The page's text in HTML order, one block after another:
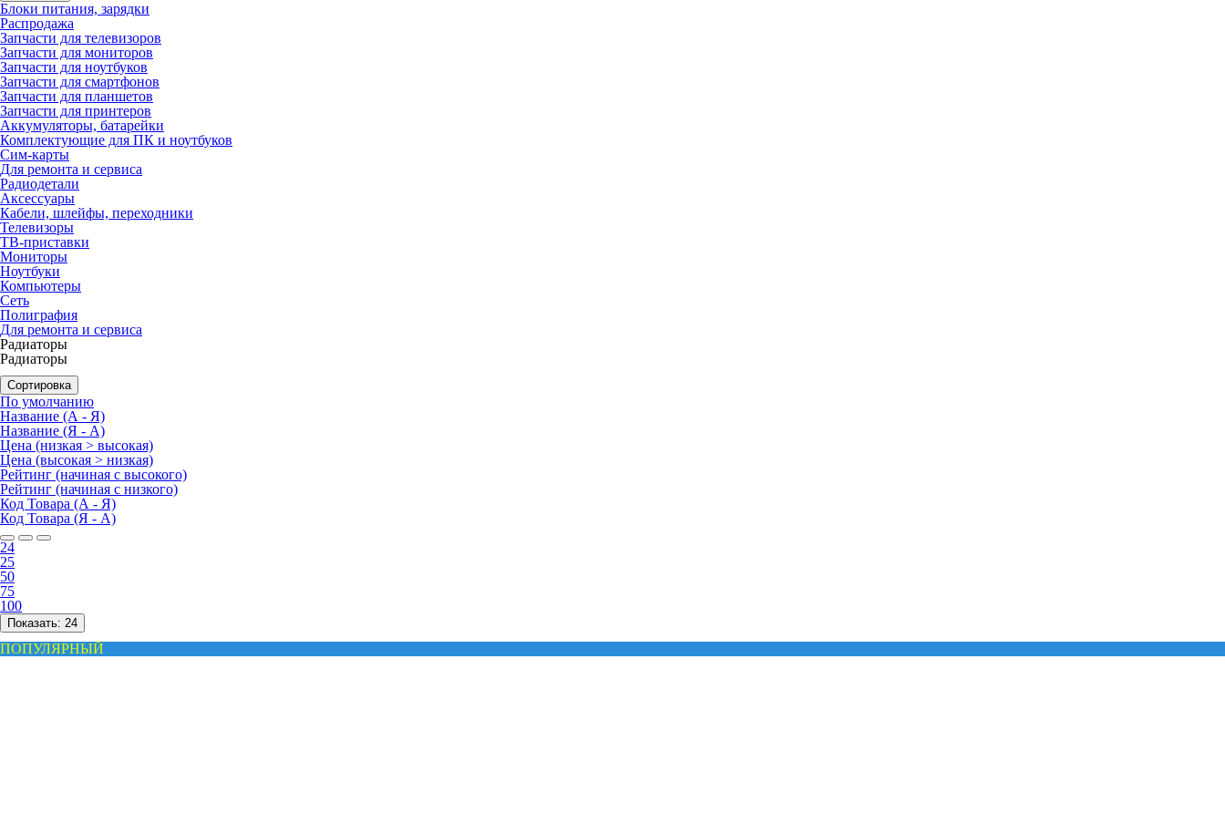
Блоки питания, зарядки
Распродажа
Запчасти для телевизоров
Запчасти для мониторов
Запчасти для ноутбуков
Запчасти для смартфонов
Запчасти для планшетов
Запчасти для принтеров
Аккумуляторы, батарейки
Комплектующие для ПК и ноутбуков
Сим-карты
Для ремонта и сервиса
Радиодетали
Аксессуары
Кабели, шлейфы, переходники
Телевизоры
ТВ-приставки
Мониторы
Ноутбуки
Компьютеры
Сеть
Полиграфия
Для ремонта и сервиса
Радиаторы
Радиаторы
Сортировка
По умолчанию
Название (А - Я)
Название (Я - А)
Цена (низкая > высокая)
Цена (высокая > низкая)
Рейтинг (начиная с высокого)
Рейтинг (начиная с низкого)
Код Товара (А - Я)
Код Товара (Я - А)
24
25
50
75
100
Показать: 24
ПОПУЛЯРНЫЙ